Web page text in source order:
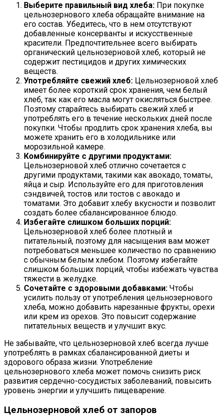
Выберите правильный вид хлеба: При покупке
цельнозернового хлеба обращайте внимание на
его состав. Убедитесь, что в нем отсутствуют
добавленные консерванты и искусственные
красители. Предпочтительнее всего выбирать
органический цельнозерновой хлеб, который не
содержит пестицидов и других химических
веществ.
Употребляйте свежий хлеб: Цельнозерновой хлеб
имеет более короткий срок хранения, чем белый
хлеб, так как его масла могут окисляться быстрее.
Поэтому старайтесь выбирать свежий хлеб и
употреблять его в течение нескольких дней после
покупки. Чтобы продлить срок хранения хлеба, вы
можете хранить его в холодильнике или
морозильной камере.
Комбинируйте с другими продуктами:
Цельнозерновой хлеб отлично сочетается с
другими продуктами, такими как авокадо, томаты,
яйца и сыр. Используйте его для приготовления
сэндвичей, тостов или тостов с авокадо и
томатами. Это добавит хлебу вкусности и позволит
создать более сбалансированное блюдо.
Избегайте слишком больших порций:
Цельнозерновой хлеб более плотный и
питательный, поэтому для насыщения вам может
потребоваться меньшее количество по сравнению
с обычным белым хлебом. Поэтому избегайте
слишком больших порций, чтобы избежать чувства
тяжести в желудке.
Сочетайте с здоровыми добавками: Чтобы
усилить пользу от употребления цельнозернового
хлеба, можно добавить нарезанные фрукты, орехи
или крем из орехов. Это повысит содержание
питательных веществ и улучшит вкус.
Не забывайте, что цельнозерновой хлеб всегда лучше
употреблять в рамках сбалансированной диеты и
здорового образа жизни. Употребление
цельнозернового хлеба может помочь снизить риск
развития сердечно-сосудистых заболеваний, повысить
уровень энергии и улучшить пищеварение.
Цельнозерновой хлеб от запоров